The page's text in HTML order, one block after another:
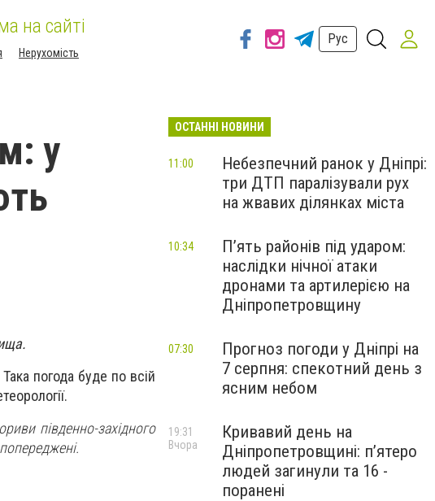
на сайті
Нерухомість
Рус
у
погода буде по всій
південно-західного
ОСТАННІ НОВИНИ
Небезпечний ранок у Дніпрі:
три ДТП паралізували рух
на жвавих ділянках міста
11:00
П’ять районів під ударом:
наслідки нічної атаки
дронами та артилерією на
Дніпропетровщину
10:34
Прогноз погоди у Дніпрі на
7 серпня: спекотний день з
ясним небом
07:30
Кривавий день на
Дніпропетровщині: п’ятеро
людей загинули та 16 -
поранені
19:31
Вчора